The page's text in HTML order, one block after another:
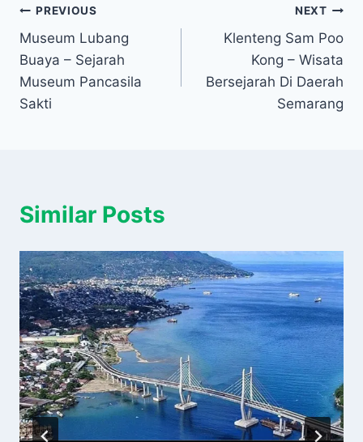
Navigasi
pos
PREVIOUS
Museum Lubang
Buaya – Sejarah
Museum Pancasila
Sakti
NEXT
Klenteng Sam Poo
Kong – Wisata
Bersejarah Di Daerah
Semarang
Similar Posts